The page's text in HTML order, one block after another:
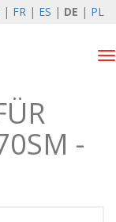
| FR | ES | DE | PL
2026
-